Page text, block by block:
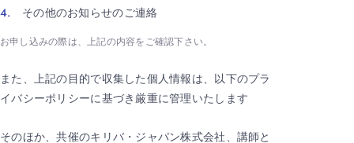
その他のお知らせのご連絡
お申し込みの際は、上記の内容をご確認下さい。
また、上記の目的で収集した個人情報は、以下のプラ
イバシーポリシーに基づき厳重に管理いたします
そのほか、共催のキリバ・ジャパン株式会社、講師と